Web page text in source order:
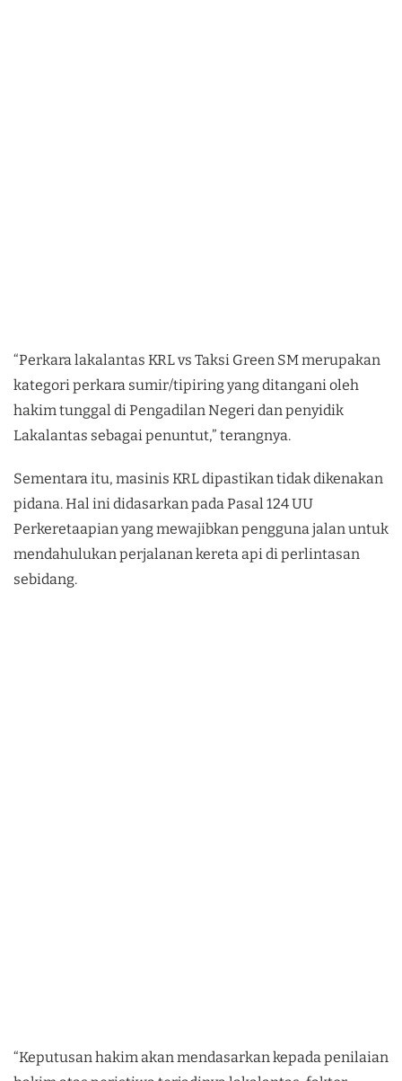
“Perkara lakalantas KRL vs Taksi Green SM merupakan
kategori perkara sumir/tipiring yang ditangani oleh
hakim tunggal di Pengadilan Negeri dan penyidik
Lakalantas sebagai penuntut,” terangnya.
Sementara itu, masinis KRL dipastikan tidak dikenakan
pidana. Hal ini didasarkan pada Pasal 124 UU
Perkeretaapian yang mewajibkan pengguna jalan untuk
mendahulukan perjalanan kereta api di perlintasan
sebidang.
“Keputusan hakim akan mendasarkan kepada penilaian